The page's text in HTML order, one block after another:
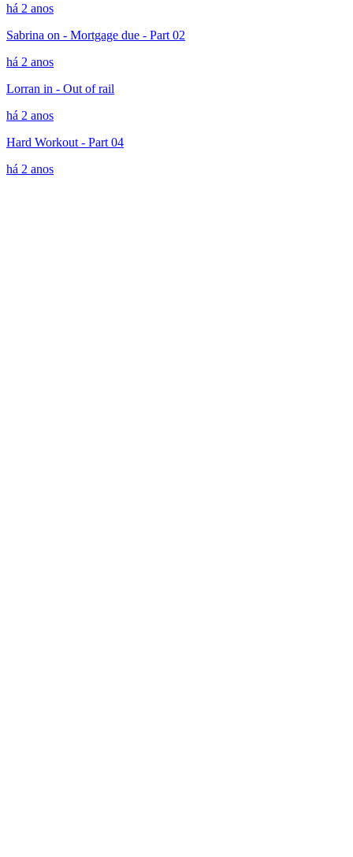
há 2 anos
Sabrina on - Mortgage due - Part 02
há 2 anos
Lorran in - Out of rail
há 2 anos
Hard Workout - Part 04
há 2 anos